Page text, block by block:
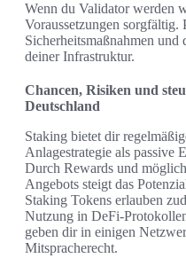
Wenn du Validator werden
Voraussetzungen sorgfältig.
Sicherheitsmaßnahmen
deiner Infrastruktur.
Chancen, Risiken und
Deutschland
Staking bietet dir
Anlagestrategie als passive
Durch Rewards und
Angebots steigt das
Staking Tokens erlauben
Nutzung in DeFi-
geben dir in einigen
Mitspracherecht.